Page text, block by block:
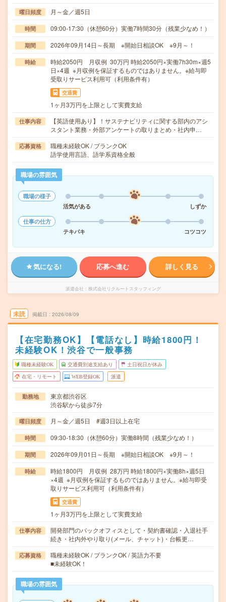
曜日頻度 月～金／週5日
時間 09:00-17:30（休憩60分）実働7時間30分（残業少なめ！）
期間 2026年09月14日～長期 ※開始日相談OK ※9月～！
時給
時給2050円 月収例 30万円 時給2050円×実働7h30m×週5
日×4週 ※月収例を保証するものではありません。※給与即
受取りサービス利用可（利用条件有）
交通費
1ヶ月3万円を上限として実費支給
仕事内容
【英語使用あり】！サステナビリティに関する部内のアシ
スタント業務・外部アンケートの取りまとめ・社内申…
応募資格
職種未経験OK / ブランクOK
語学使用言語、語学系資格全般
職場の雰囲気
職場の様子
活気がある
しずか
仕事の仕方
テキパキ
コツコツ
気になる! 応募へ進む 詳しく見る
派遣会社 株式会社リクルートスタッフィング
未読 掲載日 2026/08/09
【在宅勤務OK】【電話なし】時給1800円！
未経験OK！渋谷で一般事務
職種未経験OK 交通費別途支給あり 土日祝日が休み
在宅・リモート WEB登録OK 派遣
勤務地
東京都渋谷区
渋谷駅から徒歩7分
曜日頻度 月～金／週5日 #週3日以上在宅
時間 09:30-18:30（休憩60分）実働8時間（残業少なめ！）
期間 2026年09月01日～長期 ※開始日相談OK ※9月～！
時給
時給1800円 月収例 28万円 時給1800円×実働8h×週5日
×4週 ※月収例を保証するものではありません。※給与即受
取りサービス利用可（利用条件有）
交通費
1ヶ月3万円を上限として実費支給
仕事内容
開発部門のバックオフィスとして・契約書確認・入退社手
続き・社内外やり取り(メール、チャット)・台帳更…
応募資格
職種未経験OK / ブランクOK / 英語力不要
■未経験OK！
職場の雰囲気